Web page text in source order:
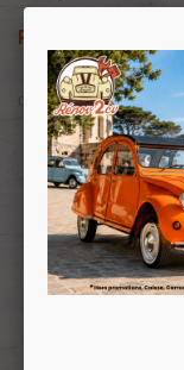
Prix club
OU PAYER EN